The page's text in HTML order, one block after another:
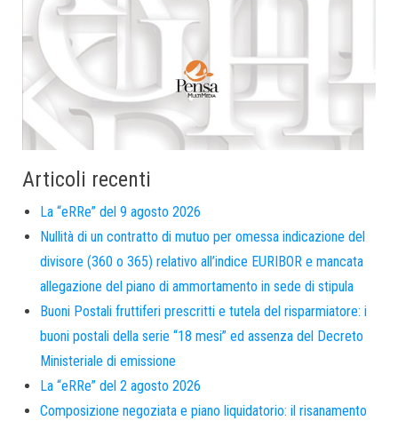
Articoli recenti
La “eRRe” del 9 agosto 2026
Nullità di un contratto di mutuo per omessa indicazione del
divisore (360 o 365) relativo all’indice EURIBOR e mancata
allegazione del piano di ammortamento in sede di stipula
Buoni Postali fruttiferi prescritti e tutela del risparmiatore: i
buoni postali della serie “18 mesi” ed assenza del Decreto
Ministeriale di emissione
La “eRRe” del 2 agosto 2026
Composizione negoziata e piano liquidatorio: il risanamento